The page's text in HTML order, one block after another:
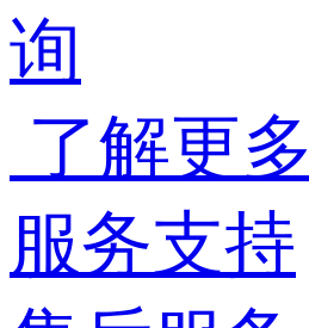
询
了解更多
服务支持